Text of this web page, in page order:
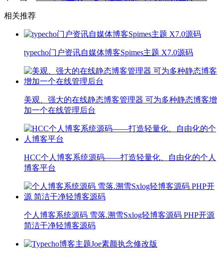
相关推荐
typecho门户资讯自媒体博客Spimes主题 X7.0源码
美观、强大的在线静态博客管理器 可为多种静态博客增
加一个在线管理后台
HCC个人博客系统源码——打造轻量化、自由化的个人
博客平台
个人博客系统源码 雪落.溯雪Sxlog轻博客源码 PHP开源
简洁干净轻博客源码